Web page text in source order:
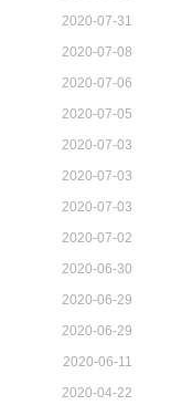
2020-07-31
2020-07-08
2020-07-06
2020-07-05
2020-07-03
2020-07-03
2020-07-03
2020-07-02
2020-06-30
2020-06-29
2020-06-29
2020-06-11
2020-04-22